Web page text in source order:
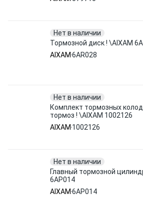
Нет в наличии
Тормозной диск ! \AIXAM
AIXAM 6AR028
Нет в наличии
Комплект тормозных
тормоз ! \AIXAM 1002126
AIXAM 1002126
Нет в наличии
Главный тормозной
6AP014
AIXAM 6AP014